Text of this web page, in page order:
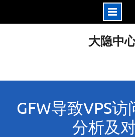
大隐中
GFW导致VPS
分析及